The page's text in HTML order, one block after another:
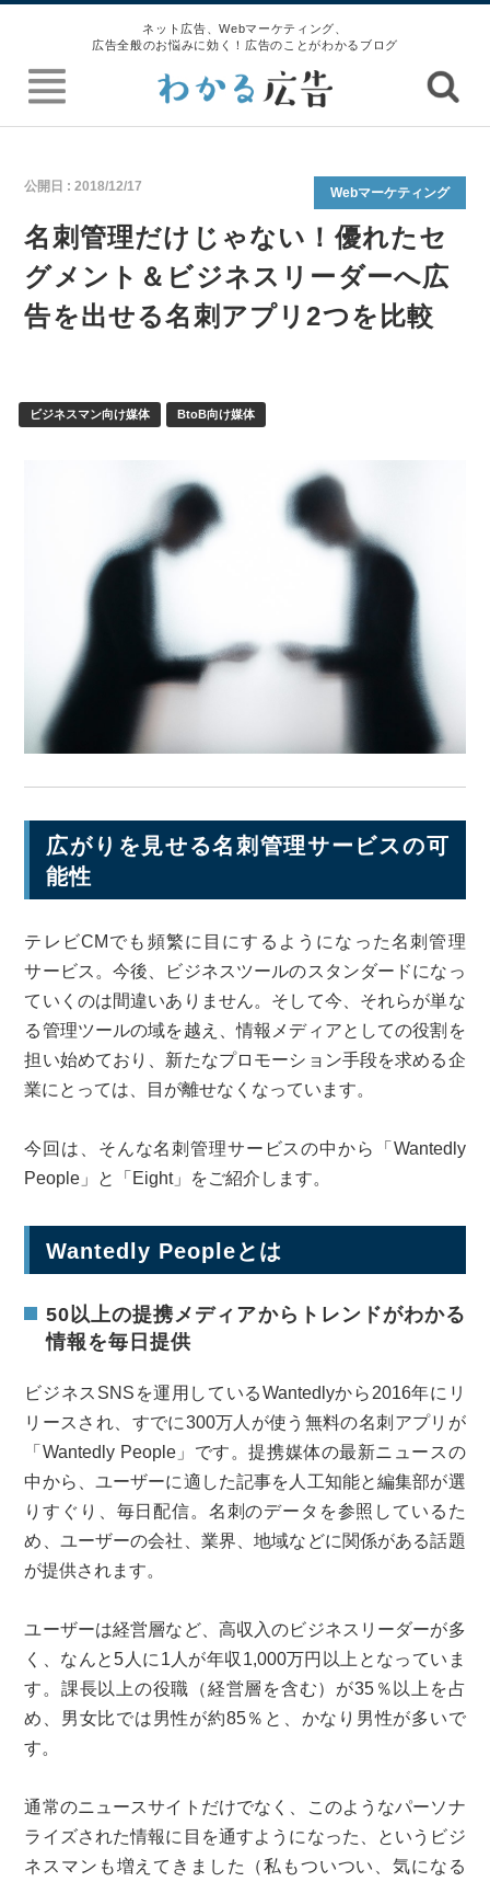
ネット広告、Webマーケティング、
広告全般のお悩みに効く！広告のことがわかるブログ
公開日 :2018/12/17 Webマーケティング
名刺管理だけじゃない！優れたセ
グメント＆ビジネスリーダーへ広
告を出せる名刺アプリ2つを比較
ビジネスマン向け媒体 BtoB向け媒体
広がりを見せる名刺管理サービスの可
能性
テレビCMでも頻繁に目にするようになった名刺管理
サービス。今後、ビジネスツールのスタンダードになっ
ていくのは間違いありません。そして今、それらが単な
る管理ツールの域を越え、情報メディアとしての役割を
担い始めており、新たなプロモーション手段を求める企
業にとっては、目が離せなくなっています。
今回は、そんな名刺管理サービスの中から「Wantedly
People」と「Eight」をご紹介します。
Wantedly Peopleとは
50以上の提携メディアからトレンドがわかる
情報を毎日提供
ビジネスSNSを運用しているWantedlyから2016年にリ
リースされ、すでに300万人が使う無料の名刺アプリが
「Wantedly People」です。提携媒体の最新ニュースの
中から、ユーザーに適した記事を人工知能と編集部が選
りすぐり、毎日配信。名刺のデータを参照しているた
め、ユーザーの会社、業界、地域などに関係がある話題
が提供されます。
ユーザーは経営層など、高収入のビジネスリーダーが多
く、なんと5人に1人が年収1,000万円以上となっていま
す。課長以上の役職（経営層を含む）が35％以上を占
め、男女比では男性が約85％と、かなり男性が多いで
す。
通常のニュースサイトだけでなく、このようなパーソナ
ライズされた情報に目を通すようになった、というビジ
ネスマンも増えてきました（私もついつい、気になる